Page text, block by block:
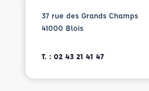
37 rue des Grands Champs
41000 Blois
T. : 02 43 21 41 47